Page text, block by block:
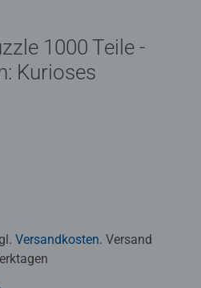
1000 Teile -
Kurioses
Versandkosten. Versand